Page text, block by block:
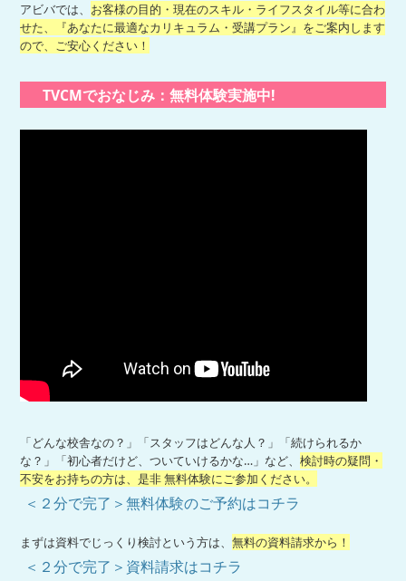
アビバでは、 お客様の目的・現在のスキル・ライフスタイル等に合わ
せた、『あなたに最適なカリキュラム・受講プラン』をご案内します
ので、ご安心ください！
TVCMでおなじみ：無料体験実施中!
「どんな校舎なの？」「スタッフはどんな人？」「続けられるか
な？」「初心者だけど、ついていけるかな…」など、検討時の疑問・
不安をお持ちの方は、是非 無料体験にご参加ください。
＜２分で完了＞無料体験のご予約はコチラ
まずは資料でじっくり検討という方は、無料の資料請求から！
＜２分で完了＞資料請求はコチラ